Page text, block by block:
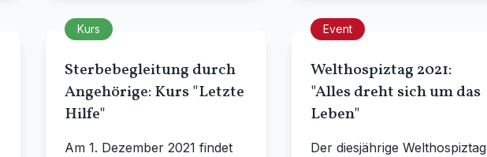
Kurs
Sterbebegleitung durch
Angehörige: Kurs "Letzte
Hilfe"
Am 1. Dezember 2021 findet
Event
Welthospiztag 2021:
"Alles dreht sich um das
Leben"
Der diesjährige Welthospiztag